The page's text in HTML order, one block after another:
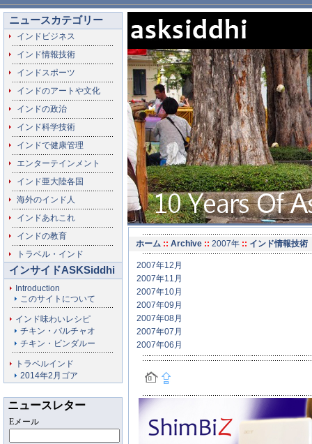
ニュースカテゴリー
インドビジネス
インド情報技術
インドスポーツ
インドのアートや文化
インドの政治
インド科学技術
インドで健康管理
エンターテインメント
インド亜大陸各国
海外のインド人
インドあれこれ
インドの教育
トラベル・インド
インサイドASKSiddhi
Introduction
このサイトについて
インド味わいレシピ
チキン・バルチャオ
チキン・ビンダルー
トラベルインド
2014年2月ゴア
ニュースレター
Eメール
ホーム :: Archive :: 2007年 :: インド情報技術
2007年12月
2007年11月
2007年10月
2007年09月
2007年08月
2007年07月
2007年06月